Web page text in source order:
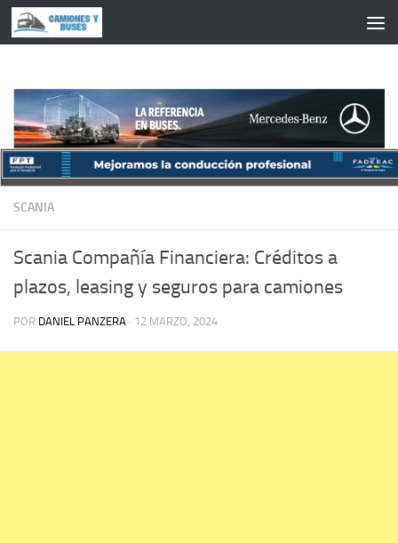
Saltar al contenido
SCANIA
Scania Compañía Financiera: Créditos a
plazos, leasing y seguros para camiones
POR DANIEL PANZERA · 12 MARZO, 2024